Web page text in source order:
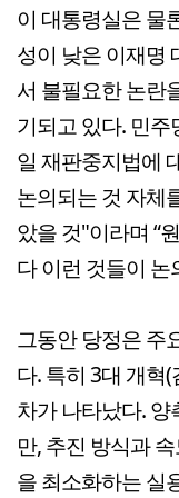
이 대통령실은 물
성이 낮은 이재명
서 불필요한 논란
기되고 있다. 민
일 재판중지법에
논의되는 것 자체
았을 것"이라며 “
다 이런 것들이
그동안 당정은 주
다. 특히 3대 개혁(
차가 나타났다.
만, 추진 방식과
을 최소화하는 실